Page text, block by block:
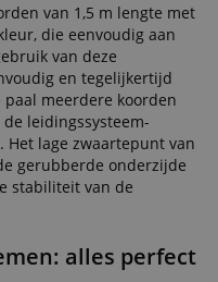
van 1,5 m lengte met
die eenvoudig aan
van deze
en tegelijkertijd
meerdere koorden
leidingssysteem-
Het lage zwaartepunt van
gerubberde onderzijde
stabiliteit van de
alles perfect